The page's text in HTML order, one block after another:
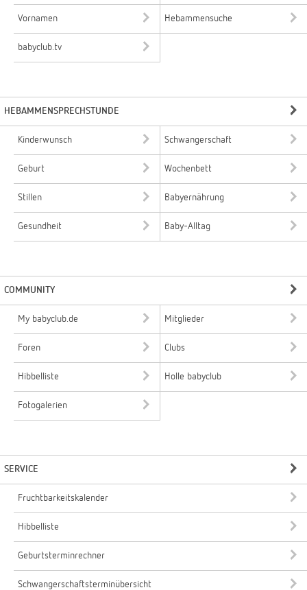
Vornamen Hebammensuche
babyclub.tv
HEBAMMENSPRECHSTUNDE
Kinderwunsch Schwangerschaft
Geburt Wochenbett
Stillen Babyernährung
Gesundheit Baby-Alltag
COMMUNITY
My babyclub.de Mitglieder
Foren Clubs
Hibbelliste Holle babyclub
Fotogalerien
SERVICE
Fruchtbarkeitskalender
Hibbelliste
Geburtsterminrechner
Schwangerschaftsterminübersicht